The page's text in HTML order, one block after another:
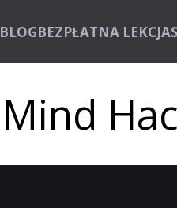
BLOGBEZPŁATNA LEKCJA
Mind